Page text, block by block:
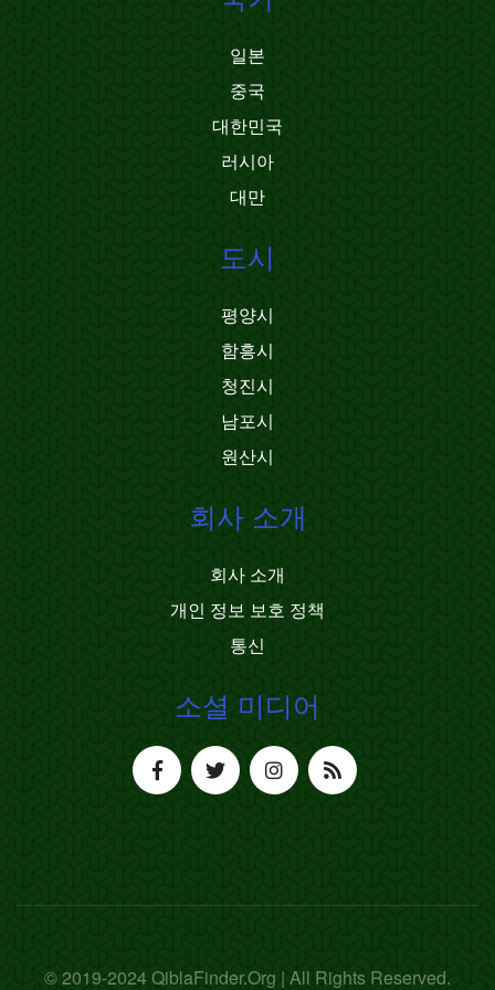
일본
중국
대한민국
러시아
대만
도시
평양시
함흥시
청진시
남포시
원산시
회사 소개
회사 소개
개인 정보 보호 정책
통신
소셜 미디어
© 2019-2024 QiblaFinder.Org | All Rights Reserved.